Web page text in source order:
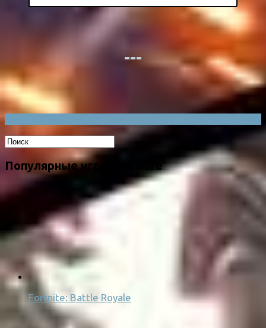
Популярные игры на сайте
Fortnite: Battle Royale